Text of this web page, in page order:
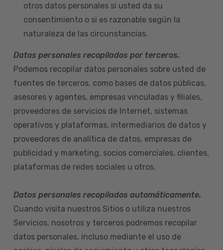
otros datos personales si usted da su
consentimiento o si es razonable según la
naturaleza de las circunstancias.
Datos personales recopilados por terceros.
Podemos recopilar datos personales sobre usted de
fuentes de terceros, como bases de datos públicas,
asesores y agentes, empresas vinculadas y filiales,
proveedores de servicios de Internet, sistemas
operativos y plataformas, intermediarios de datos y
proveedores de analítica de datos, empresas de
publicidad y marketing, socios comerciales, clientes,
plataformas de redes sociales u otros.
Datos personales recopilados automáticamente.
Cuando visita nuestros Sitios o utiliza nuestros
Servicios, nosotros y terceros podremos recopilar
datos personales, incluso mediante el uso de